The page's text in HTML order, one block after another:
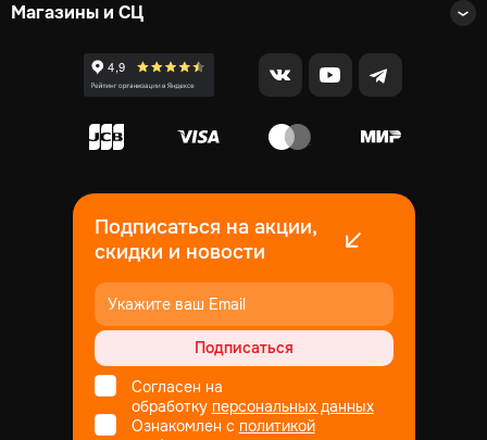
Магазины и СЦ
Подписаться на акции,
скидки и новости
Подписаться
Согласен на
обработку персональных данных
Ознакомлен с политикой